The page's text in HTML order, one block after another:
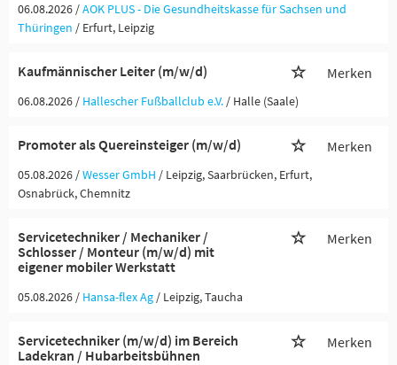
06.08.2026 /AOK PLUS - Die Gesundheitskasse für Sachsen und
Thüringen / Erfurt, Leipzig
Kaufmännischer Leiter (m/w/d) Merken
06.08.2026 / Hallescher Fußballclub e.V. / Halle (Saale)
Promoter als Quereinsteiger (m/w/d) Merken
05.08.2026 /Wesser GmbH / Leipzig, Saarbrücken, Erfurt,
Osnabrück, Chemnitz
Servicetechniker / Mechaniker /
Schlosser / Monteur (m/w/d) mit
eigener mobiler Werkstatt
Merken
05.08.2026 / Hansa-flex Ag / Leipzig, Taucha
Servicetechniker (m/w/d) im Bereich
Ladekran / Hubarbeitsbühnen
Merken